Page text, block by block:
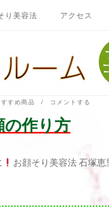
り美容法 アクセス
すめ商品 コメントする
作り方
お顔そり美容法 石塚恵